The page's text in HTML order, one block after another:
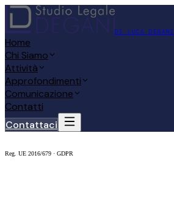
DI LUCA DEGANI
Home
Chi Siamo
Attività
Approfondimenti
Comunicazione
Contatti
Contattaci
Reg. UE 2016/679 · GDPR